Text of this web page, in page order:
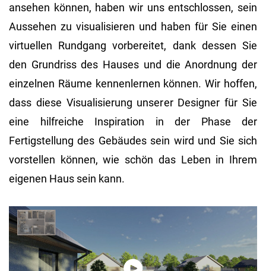
ansehen können, haben wir uns entschlossen, sein
Aussehen zu visualisieren und haben für Sie einen
virtuellen Rundgang vorbereitet, dank dessen Sie
den Grundriss des Hauses und die Anordnung der
einzelnen Räume kennenlernen können. Wir hoffen,
dass diese Visualisierung unserer Designer für Sie
eine hilfreiche Inspiration in der Phase der
Fertigstellung des Gebäudes sein wird und Sie sich
vorstellen können, wie schön das Leben in Ihrem
eigenen Haus sein kann.